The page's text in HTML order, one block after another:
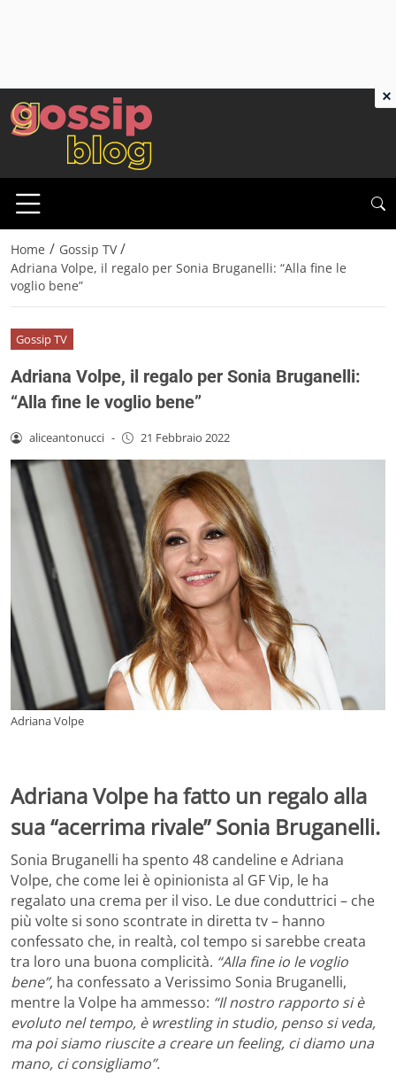
Home / Gossip TV /
Adriana Volpe, il regalo per Sonia Bruganelli: “Alla fine le
voglio bene”
Gossip TV
Adriana Volpe, il regalo per Sonia Bruganelli:
“Alla fine le voglio bene”
aliceantonucci - 21 Febbraio 2022
Adriana Volpe
Adriana Volpe ha fatto un regalo alla
sua “acerrima rivale” Sonia Bruganelli.
Sonia Bruganelli ha spento 48 candeline e Adriana
Volpe, che come lei è opinionista al GF Vip, le ha
regalato una crema per il viso. Le due conduttrici – che
più volte si sono scontrate in diretta tv – hanno
confessato che, in realtà, col tempo si sarebbe creata
tra loro una buona complicità. “Alla fine io le voglio
bene”, ha confessato a Verissimo Sonia Bruganelli,
mentre la Volpe ha ammesso: “Il nostro rapporto si è
evoluto nel tempo, è wrestling in studio, penso si veda,
ma poi siamo riuscite a creare un feeling, ci diamo una
mano, ci consigliamo”.
×